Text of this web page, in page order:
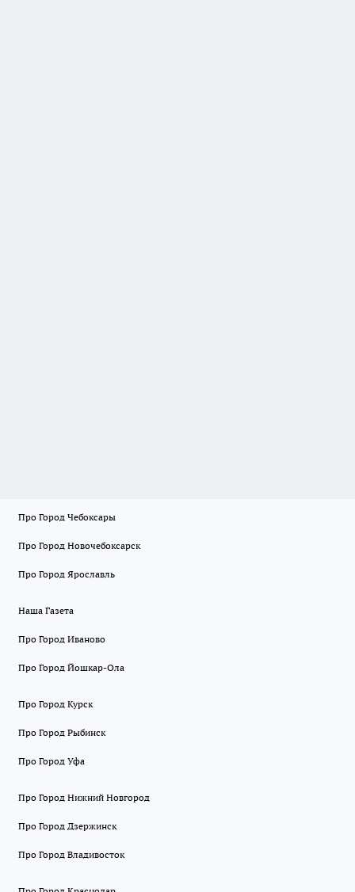
Про Город Чебоксары
Про Город Новочебоксарск
Про Город Ярославль
Наша Газета
Про Город Иваново
Про Город Йошкар-Ола
Про Город Курск
Про Город Рыбинск
Про Город Уфа
Про Город Нижний Новгород
Про Город Дзержинск
Про Город Владивосток